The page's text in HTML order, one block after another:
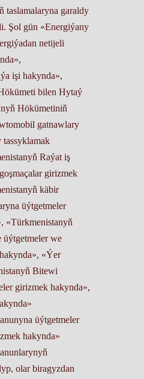
taslamalaryna garaldy
Şol gün «Energiýany
netijeli
işi hakynda»,
bilen Hytaý
Hökümetiniň
gatnawlary
Raýat iş
girizmek
käbir
üýtgetmeler
«Türkmenistanyň
üýtgetmeler we
«Ýer
Bitewi
girizmek hakynda»,
üýtgetmeler
hakynda»
olar biragyzdan